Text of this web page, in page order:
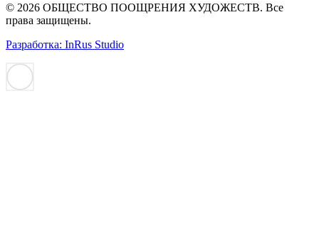
© 2026 ОБЩЕСТВО ПООЩРЕНИЯ ХУДОЖЕСТВ. Все
права защищены.
Разработка: InRus Studio